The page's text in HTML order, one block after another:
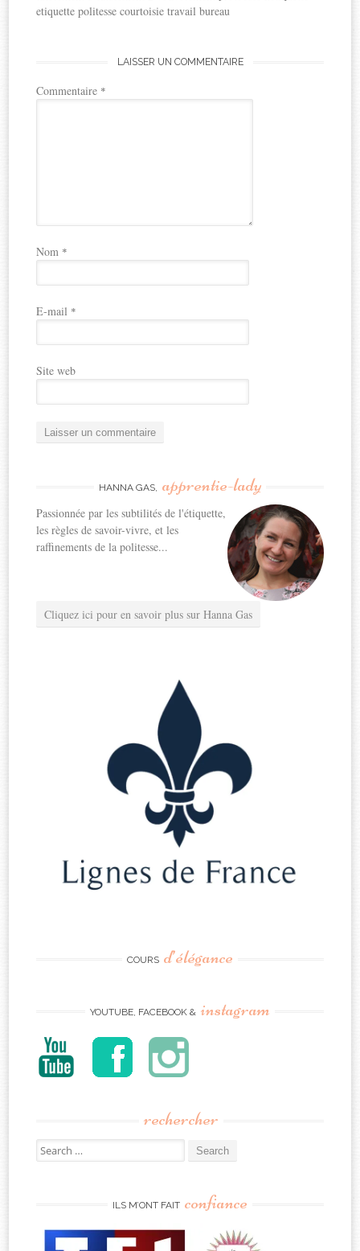
etiquette politesse courtoisie travail bureau
LAISSER UN COMMENTAIRE
Commentaire *
Nom *
E-mail *
Site web
HANNA GAS, apprentie-lady
Passionnée par les subtilités de l'étiquette,
les règles de savoir-vivre, et les
raffinements de la politesse...
Cliquez ici pour en savoir plus sur Hanna Gas
COURS d’élégance
YOUTUBE, FACEBOOK & instagram
rechercher
Search
for:
ILS M’ONT FAIT confiance